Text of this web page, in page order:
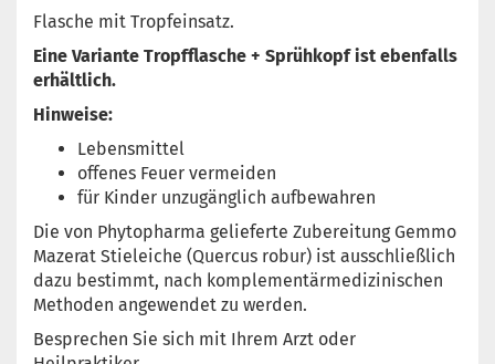
Flasche mit Tropfeinsatz.
Eine Variante Tropfflasche + Sprühkopf ist ebenfalls
erhältlich.
Hinweise:
Lebensmittel
offenes Feuer vermeiden
für Kinder unzugänglich aufbewahren
Die von Phytopharma gelieferte Zubereitung Gemmo
Mazerat Stieleiche (Quercus robur) ist ausschließlich
dazu bestimmt, nach komplementärmedizinischen
Methoden angewendet zu werden.
Besprechen Sie sich mit Ihrem Arzt oder